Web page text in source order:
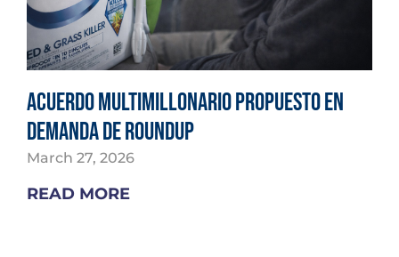
Acuerdo multimillonario propuesto en
demanda de Roundup
March 27, 2026
READ MORE